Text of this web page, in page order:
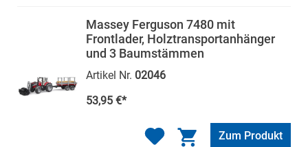
Massey Ferguson 7480 mit
Frontlader, Holztransportanhänger
und 3 Baumstämmen
Artikel Nr. 02046
53,95 €*
Zum Produkt